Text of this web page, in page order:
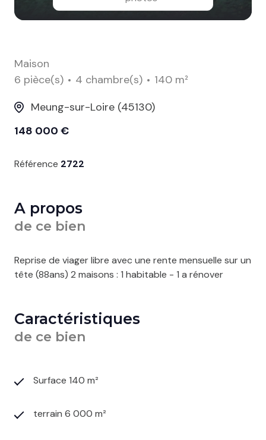
Maison
6 pièce(s)
4 chambre(s)
140 m²
Meung-sur-Loire (45130)
148 000 €
Référence 2722
A propos
de ce bien
Reprise de viager libre avec une rente mensuelle sur un
tête (88ans) 2 maisons : 1 habitable - 1 a rénover
Caractéristiques
de ce bien
Surface 140 m²
terrain 6 000 m²